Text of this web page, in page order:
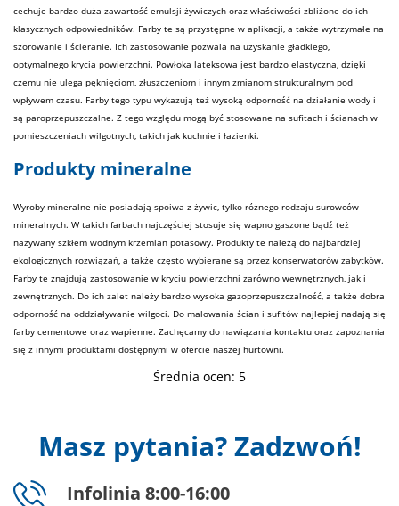
cechuje bardzo duża zawartość emulsji żywiczych oraz właściwości zbliżone do ich
klasycznych odpowiedników. Farby te są przystępne w aplikacji, a także wytrzymałe na
szorowanie i ścieranie. Ich zastosowanie pozwala na uzyskanie gładkiego,
optymalnego krycia powierzchni. Powłoka lateksowa jest bardzo elastyczna, dzięki
czemu nie ulega pęknięciom, złuszczeniom i innym zmianom strukturalnym pod
wpływem czasu. Farby tego typu wykazują też wysoką odporność na działanie wody i
są paroprzepuszczalne. Z tego względu mogą być stosowane na sufitach i ścianach w
pomieszczeniach wilgotnych, takich jak kuchnie i łazienki.
Produkty mineralne
Wyroby mineralne nie posiadają spoiwa z żywic, tylko różnego rodzaju surowców
mineralnych. W takich farbach najczęściej stosuje się wapno gaszone bądź też
nazywany szkłem wodnym krzemian potasowy. Produkty te należą do najbardziej
ekologicznych rozwiązań, a także często wybierane są przez konserwatorów zabytków.
Farby te znajdują zastosowanie w kryciu powierzchni zarówno wewnętrznych, jak i
zewnętrznych. Do ich zalet należy bardzo wysoka gazoprzepuszczalność, a także dobra
odporność na oddziaływanie wilgoci. Do malowania ścian i sufitów najlepiej nadają się
farby cementowe oraz wapienne. Zachęcamy do nawiązania kontaktu oraz zapoznania
się z innymi produktami dostępnymi w ofercie naszej hurtowni.
Średnia ocen: 5
Masz pytania? Zadzwoń!
Infolinia 8:00-16:00